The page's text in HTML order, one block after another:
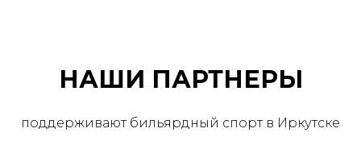
НАШИ ПАРТНЕРЫ
поддерживают бильярдный спорт в Иркутске